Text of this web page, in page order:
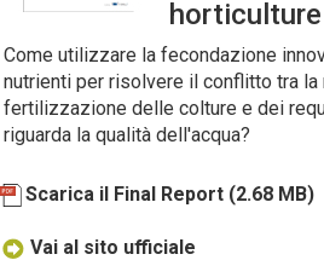
Come utilizzare la fecondazione
nutrienti per risolvere il conflitto tra
fertilizzazione delle colture e dei
riguarda la qualità dell'acqua?
Scarica il Final Report (2.68 MB)
Vai al sito ufficiale